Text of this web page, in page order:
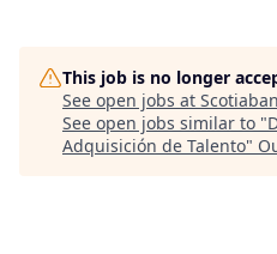
This job is no longer
See open jobs at
See open jobs similar to "
Adquisición de Talento"